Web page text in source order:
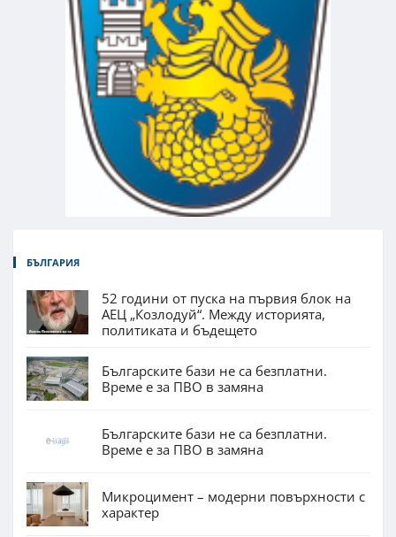
БЪЛГАРИЯ
52 години от пуска на първия блок на
АЕЦ „Козлодуй“. Между историята,
политиката и бъдещето
Българските бази не са безплатни.
Време е за ПВО в замяна
Българските бази не са безплатни.
Време е за ПВО в замяна
Микроцимент – модерни повърхности с
характер